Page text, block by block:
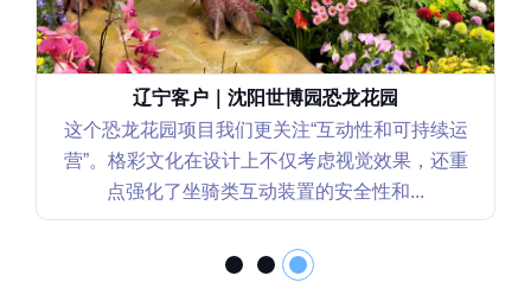
辽宁客户｜沈阳世博园恐龙花园
这个恐龙花园项目我们更关注“互动性和可持续运
营”。格彩文化在设计上不仅考虑视觉效果，还重
点强化了坐骑类互动装置的安全性和...